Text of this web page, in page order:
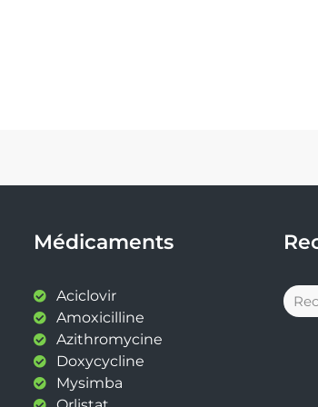
Médicaments
Aciclovir
Amoxicilline
Azithromycine
Doxycycline
Mysimba